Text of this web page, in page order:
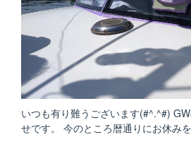
いつも有り難うございます(#^.^#)
せです。 今のところ暦通りにお休み